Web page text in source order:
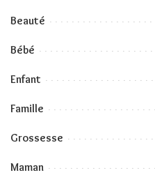
Beauté
Bébé
Enfant
Famille
Grossesse
Maman